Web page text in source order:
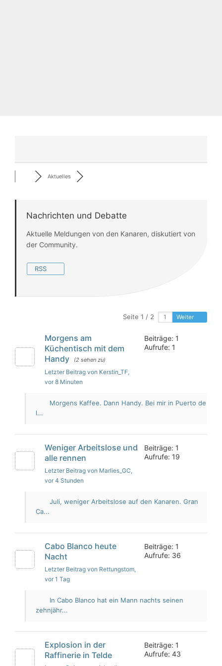
Aktuelles
Nachrichten und Debatte
Aktuelle Meldungen von den Kanaren, diskutiert von
der Community.
RSS
Seite 1 / 2 Weiter
Morgens am
Küchentisch mit dem
Handy
(2 sehen zu)
Letzter Beitrag von Kerstin_TF,
vor 8 Minuten
Beiträge: 1
Aufrufe: 1
Morgens Kaffee. Dann Handy. Bei mir in Puerto de
l...
Weniger Arbeitslose und
alle rennen
Letzter Beitrag von Marlies_GC,
vor 4 Stunden
Beiträge: 1
Aufrufe: 19
Juli, weniger Arbeitslose auf den Kanaren. Gran
Ca...
Cabo Blanco heute
Nacht
Letzter Beitrag von Rettungstom,
vor 1 Tag
Beiträge: 1
Aufrufe: 36
In Cabo Blanco hat ein Mann nachts seinen
zehnjähr...
Explosion in der
Raffinerie in Telde
Beiträge: 1
Aufrufe: 43